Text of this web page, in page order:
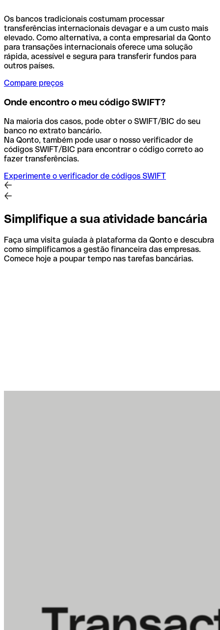
Os bancos tradicionais costumam processar
transferências internacionais devagar e a um custo mais
elevado. Como alternativa, a conta empresarial da Qonto
para transações internacionais oferece uma solução
rápida, acessível e segura para transferir fundos para
outros países.
Compare preços
Onde encontro o meu código SWIFT?
Na maioria dos casos, pode obter o SWIFT/BIC do seu
banco no extrato bancário.
Na Qonto, também pode usar o nosso verificador de
códigos SWIFT/BIC para encontrar o código correto ao
fazer transferências.
Experimente o verificador de códigos SWIFT
Simplifique a sua atividade bancária
Faça uma visita guiada à plataforma da Qonto e descubra
como simplificamos a gestão financeira das empresas.
Comece hoje a poupar tempo nas tarefas bancárias.